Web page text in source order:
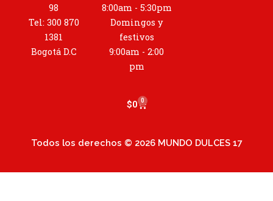
98
Tel: 300 870
1381
Bogotá D.C
8:00am - 5:30pm
Domingos y
festivos
9:00am - 2:00
pm
$0 0
Cart
Todos los derechos © 2026 MUNDO DULCES 17